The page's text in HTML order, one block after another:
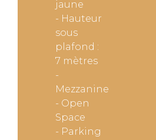
jaune
- Hauteur
sous
plafond :
7 mètres
-
Mezzanine
- Open
Space
- Parking